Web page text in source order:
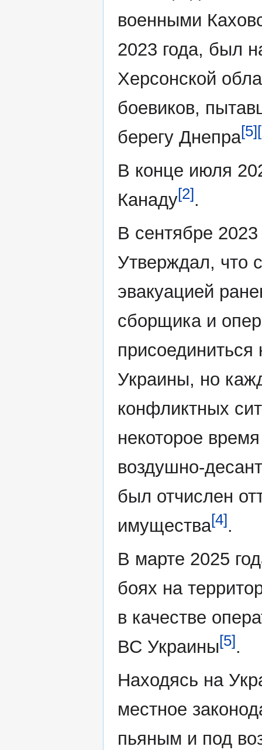
военными
2023 года, был
Херсонской
боевиков,
берегу Днепра[5]
В конце июля
Канаду[2].
В сентябре 2023
Утверждал, что
эвакуацией
сборщика и
Украины, но
конфликтных
некоторое
воздушно-
был отчислен
имущества[4].
В марте 2025
боях на
в качестве
ВС Украины[5].
Находясь на
местное
пьяным и под